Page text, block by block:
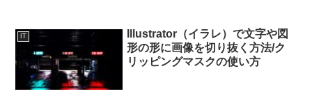
IT
Illustrator（イラレ）で文字や図
形の形に画像を切り抜く方法/ク
リッピングマスクの使い方